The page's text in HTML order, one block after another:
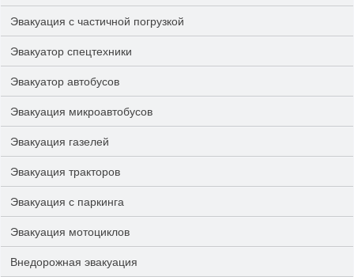
Эвакуация с частичной погрузкой
Эвакуатор спецтехники
Эвакуатор автобусов
Эвакуация микроавтобусов
Эвакуация газелей
Эвакуация тракторов
Эвакуация с паркинга
Эвакуация мотоциклов
Внедорожная эвакуация